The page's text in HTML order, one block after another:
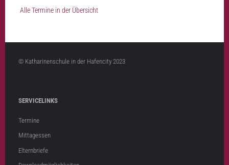
Alle Termine in der Übersicht
© Katharinenschule in der Hafencity 2023
SERVICELINKS
Termine
Mittagessen
Elternbriefe